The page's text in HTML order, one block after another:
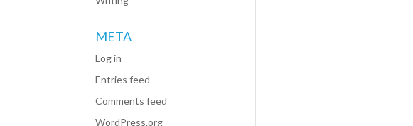
META
Log in
Entries feed
Comments feed
WordPress.org